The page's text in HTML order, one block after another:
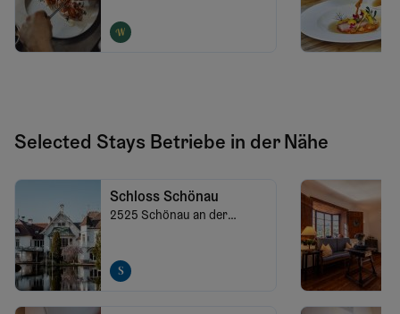
Selected Stays Betriebe in der Nähe
Schloss Schönau
2525 Schönau an der